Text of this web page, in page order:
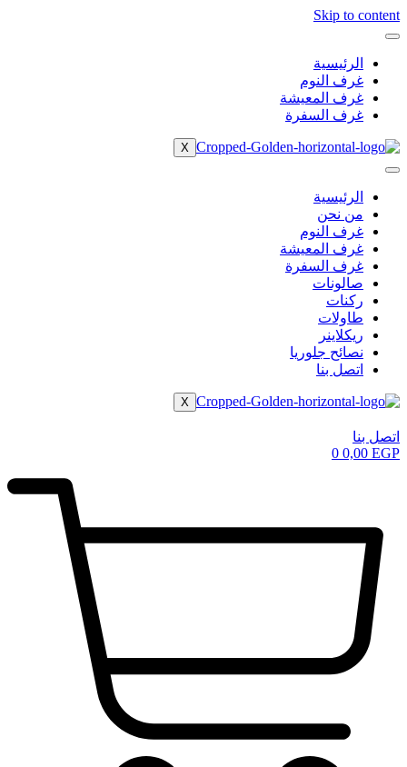
Skip to content
الرئيسية
غرف النوم
غرف المعيشة
غرف السفرة
X
الرئيسية
من نحن
غرف النوم
غرف المعيشة
غرف السفرة
صالونات
ركنات
طاولات
ريكلاينر
نصائح جلوريا
اتصل بنا
X
اتصل بنا
0,00 EGP
0